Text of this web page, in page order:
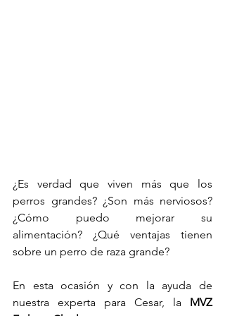
¿Es verdad que viven más que los
perros grandes? ¿Son más nerviosos?
¿Cómo puedo mejorar su
alimentación? ¿Qué ventajas tienen
sobre un perro de raza grande?
En esta ocasión y con la ayuda de
nuestra experta para Cesar, la MVZ